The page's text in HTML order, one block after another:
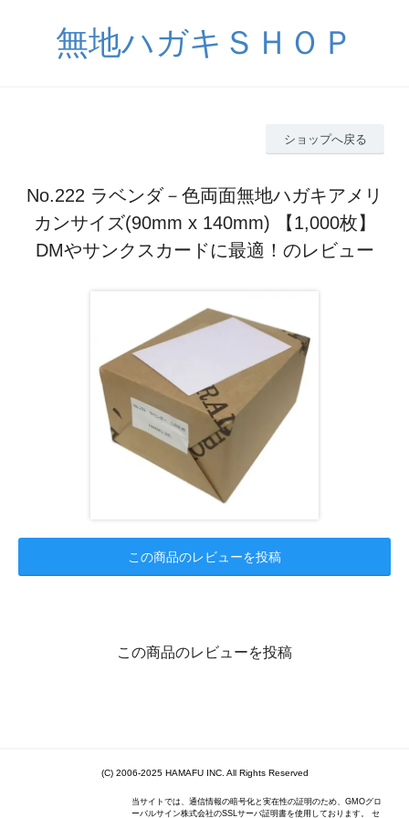
無地ハガキＳＨＯＰ
ショップへ戻る
No.222 ラベンダ－色両面無地ハガキアメリ
カンサイズ(90mm x 140mm) 【1,000枚】
DMやサンクスカードに最適！のレビュー
この商品のレビューを投稿
この商品のレビューを投稿
(C) 2006-2025 HAMAFU INC. All Rights Reserved
当サイトでは、通信情報の暗号化と実在性の証明のため、GMOグロ
ーバルサイン株式会社のSSLサーバ証明書を使用しております。 セ